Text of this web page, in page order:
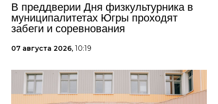
В преддверии Дня физкультурника в
муниципалитетах Югры проходят
забеги и соревнования
07 августа 2026, 10:19